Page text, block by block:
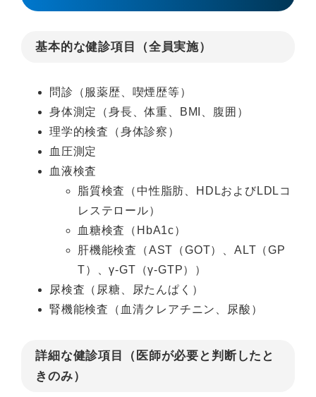
基本的な健診項目（全員実施）
問診（服薬歴、喫煙歴等）
身体測定（身長、体重、BMI、腹囲）
理学的検査（身体診察）
血圧測定
血液検査
脂質検査（中性脂肪、HDLおよびLDLコ
レステロール）
血糖検査（HbA1c）
肝機能検査（AST（GOT）、ALT（GP
T）、γ-GT（γ-GTP））
尿検査（尿糖、尿たんぱく）
腎機能検査（血清クレアチニン、尿酸）
詳細な健診項目（医師が必要と判断したと
きのみ）